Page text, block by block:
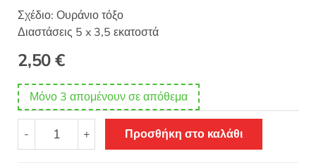
Σχέδιο: Ουράνιο τόξο
Διαστάσεις 5 x 3,5 εκατοστά
2,50€
Μόνο 3 απομένουν σε απόθεμα
-
Θερμοκολλητικό
σιδερότυπο
+ Προσθήκη στο καλάθι